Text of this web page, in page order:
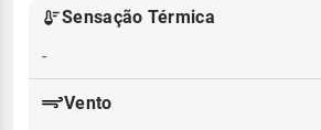
Sensação Térmica
-
Vento